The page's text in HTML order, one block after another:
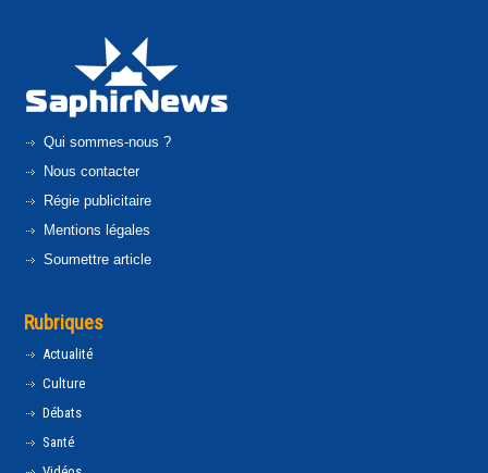
Qui sommes-nous ?
Nous contacter
Régie publicitaire
Mentions légales
Soumettre article
Rubriques
Actualité
Culture
Débats
Santé